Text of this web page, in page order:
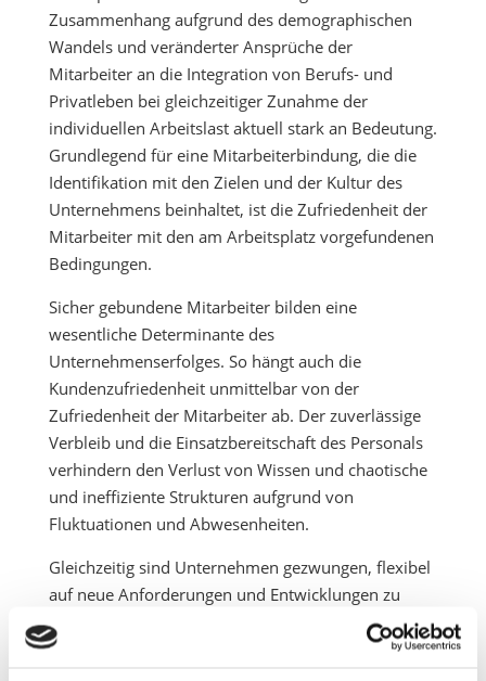
Zusammenhang aufgrund des demographischen
Wandels und veränderter Ansprüche der
Mitarbeiter an die Integration von Berufs- und
Privatleben bei gleichzeitiger Zunahme der
individuellen Arbeitslast aktuell stark an Bedeutung.
Grundlegend für eine Mitarbeiterbindung, die die
Identifikation mit den Zielen und der Kultur des
Unternehmens beinhaltet, ist die Zufriedenheit der
Mitarbeiter mit den am Arbeitsplatz vorgefundenen
Bedingungen.
Sicher gebundene Mitarbeiter bilden eine
wesentliche Determinante des
Unternehmenserfolges. So hängt auch die
Kundenzufriedenheit unmittelbar von der
Zufriedenheit der Mitarbeiter ab. Der zuverlässige
Verbleib und die Einsatzbereitschaft des Personals
verhindern den Verlust von Wissen und chaotische
und ineffiziente Strukturen aufgrund von
Fluktuationen und Abwesenheiten.
Gleichzeitig sind Unternehmen gezwungen, flexibel
auf neue Anforderungen und Entwicklungen zu
reagieren und ihre Mitarbeiter zum Umgang hiermit
zu befähigen, um in sich schnell verändernden